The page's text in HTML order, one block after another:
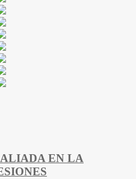
EN LA